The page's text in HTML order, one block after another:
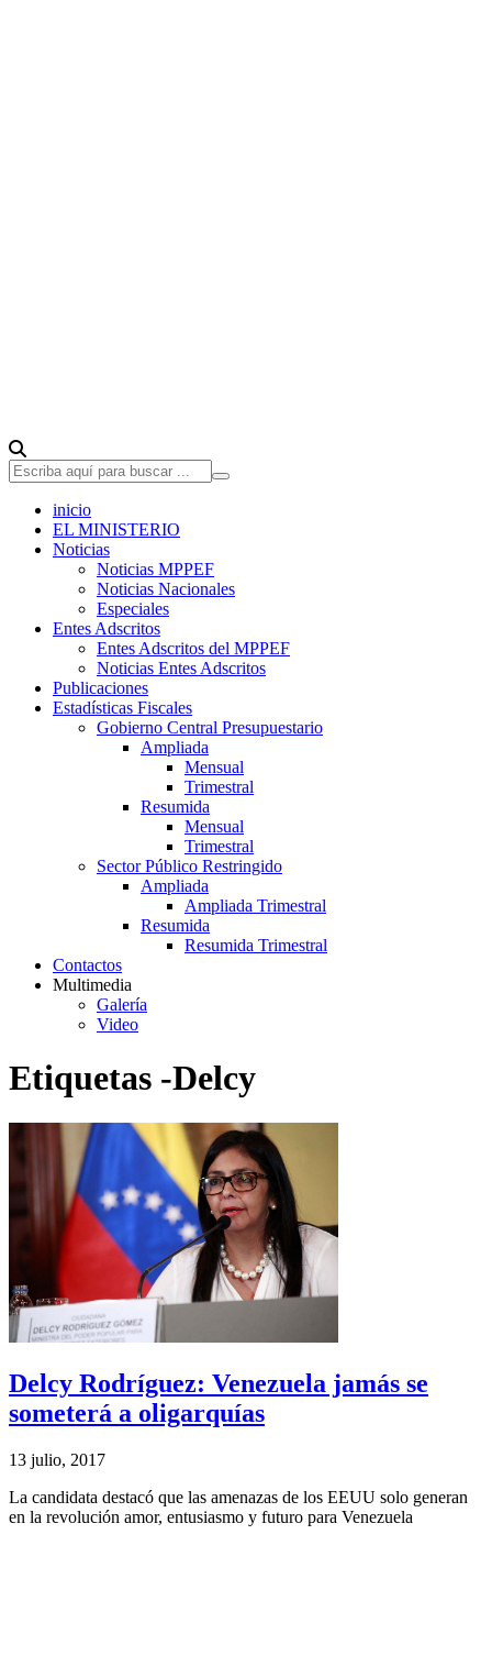
inicio
EL MINISTERIO
Noticias
Noticias MPPEF
Noticias Nacionales
Especiales
Entes Adscritos
Entes Adscritos del MPPEF
Noticias Entes Adscritos
Publicaciones
Estadísticas Fiscales
Gobierno Central Presupuestario
Ampliada
Mensual
Trimestral
Resumida
Mensual
Trimestral
Sector Público Restringido
Ampliada
Ampliada Trimestral
Resumida
Resumida Trimestral
Contactos
Multimedia
Galería
Video
Etiquetas -Delcy
Delcy Rodríguez: Venezuela jamás se
someterá a oligarquías
13 julio, 2017
La candidata destacó que las amenazas de los EEUU solo generan
en la revolución amor, entusiasmo y futuro para Venezuela